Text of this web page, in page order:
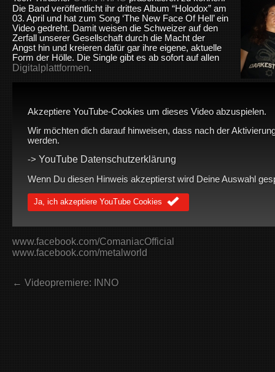
Die Band veröffentlicht ihr drittes Album “Holodox” am
03. April und hat zum Song ‘The New Face Of Hell’ ein
Video gedreht. Damit weisen die Schweizer auf den
Zerfall unserer Gesellschaft durch die Macht der
Angst hin und kreieren dafür gar ihre eigene, aktuelle
Form der Hölle. Die Single gibt es ab sofort auf allen
Digitalplattformen.
Akzeptiere YouTube-Cookies um dieses Video abzuspielen.
Wir möchten dich darauf hinweisen, dass nach der
werden.
-> YouTube Datenschutzerklärung
Wenn Du diesen Hinweis akzeptierst wird Deine Auswahl
Ja, ich akzeptiere YouTube Cookies
www.facebook.com/ComaniacOfficial
www.facebook.com/metalworld
← Videopremiere: INNO